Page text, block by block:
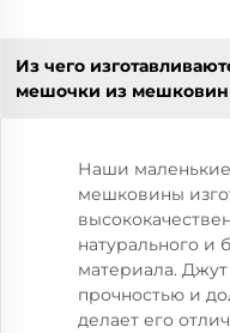
Из чего
мешочки из
Наши
мешковины
натурального и
материала.
прочностью и
делает его